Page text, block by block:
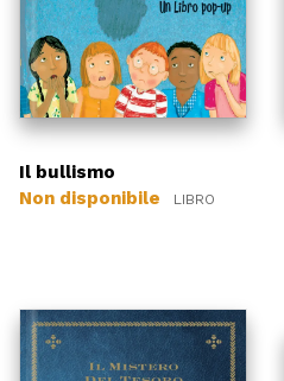
Il bullismo
Non disponibile
LIBRO